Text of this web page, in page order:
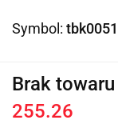
Symbol:
Brak towaru
255.26